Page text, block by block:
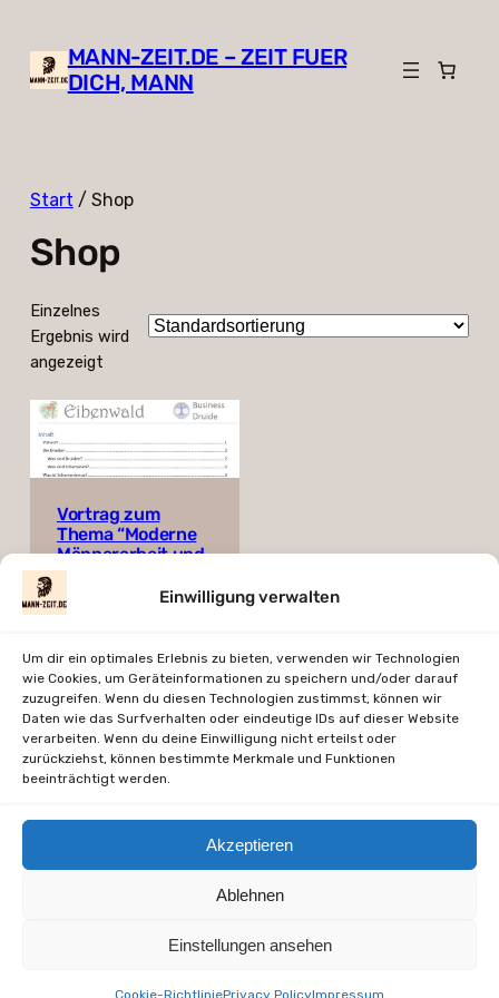
Einwilligung verwalten
Um dir ein optimales Erlebnis zu bieten, verwenden wir Technologien
wie Cookies, um Geräteinformationen zu speichern und/oder darauf
zuzugreifen. Wenn du diesen Technologien zustimmst, können wir
Daten wie das Surfverhalten oder eindeutige IDs auf dieser Website
verarbeiten. Wenn du deine Einwilligung nicht erteilst oder
zurückziehst, können bestimmte Merkmale und Funktionen
beeinträchtigt werden.
Akzeptieren
Ablehnen
Einstellungen ansehen
Cookie-RichtliniePrivacy PolicyImpressum
MANN-ZEIT.DE – ZEIT FUER
DICH, MANN
Start / Shop
Shop
Einzelnes
Ergebnis wird
angezeigt
Vortrag zum
Thema “Moderne
Männerarbeit und
Druiden”
Frei
exkl. MwSt.
mann-zeit.de – Zeit fuer Dich, Mann